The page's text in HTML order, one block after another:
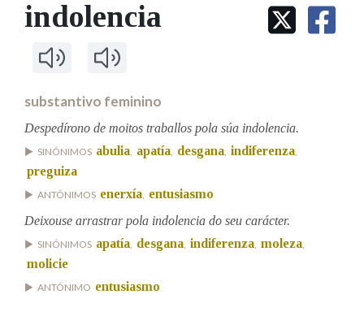
IDENTIDADE CORPORATIVA
MARCIAL DEL ADALID
FIGURAS HOMENAXEADAS
PORTAL DAS PALABRAS
Facebook
TwitterYoutubeInstagram
Bluesky
BUSCAR NOS LEMAS
Comeza por
Contén
BUSCAR NO CONTIDO
Nas definicións
indolencia
substantivo feminino
Despedírono de moitos traballos pola súa indolencia.
SINÓNIMOS abulia, apatía, desgana, indiferenza,
preguiza
ANTÓNIMOS enerxía, entusiasmo
Deixouse arrastrar pola indolencia do seu carácter.
SINÓNIMOS apatía, desgana, indiferenza, moleza,
molicie
ANTÓNIMO entusiasmo